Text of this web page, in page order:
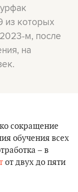
из которых
м, после
на
сокращение
обучения всех
– в
от двух до пяти